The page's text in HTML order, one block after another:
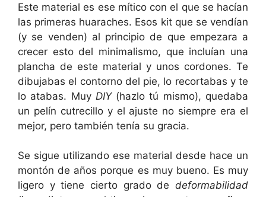
Este material es ese mítico con el que se hacían
las primeras huaraches. Esos kit que se vendían
(y se venden) al principio de que empezara a
crecer esto del minimalismo, que incluían una
plancha de este material y unos cordones. Te
dibujabas el contorno del pie, lo recortabas y te
lo atabas. Muy DIY(hazlo tú mismo), quedaba
un pelín cutrecillo y el ajuste no siempre era el
mejor, pero también tenía su gracia.
Se sigue utilizando ese material desde hace un
montón de años porque es muy bueno. Es muy
ligero y tiene cierto grado de deformabilidad